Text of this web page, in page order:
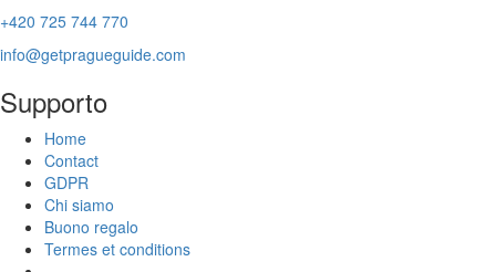
+420 725 744 770
info@getpragueguide.com
Supporto
Home
Contact
GDPR
Chi siamo
Buono regalo
Termes et conditions